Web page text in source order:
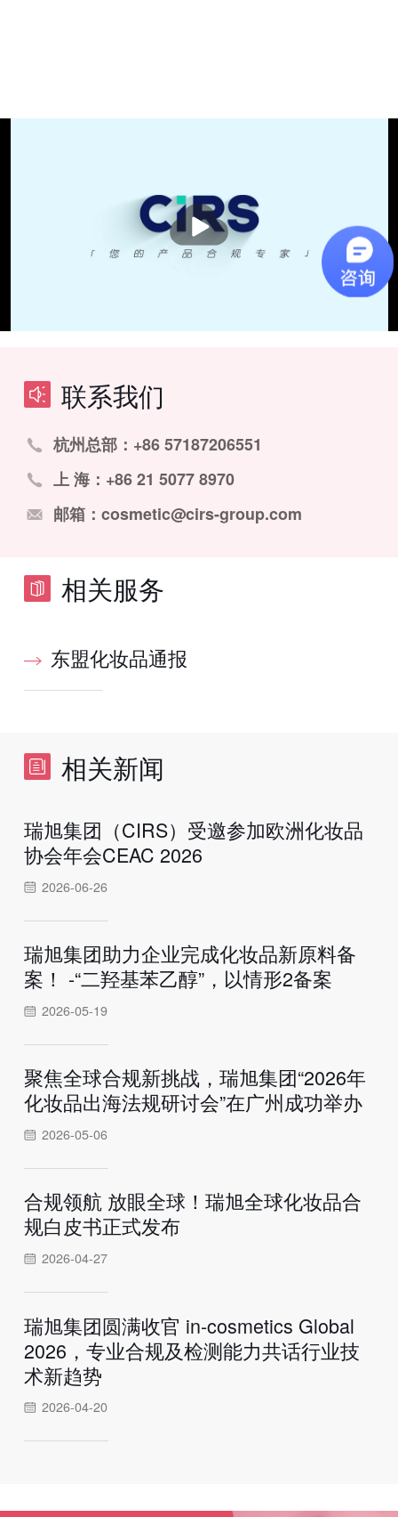
播
放
联系我们
杭州总部：+86 57187206551
上 海：+86 21 5077 8970
邮箱：cosmetic@cirs-group.com
相关服务
东盟化妆品通报
相关新闻
瑞旭集团（CIRS）受邀参加欧洲化妆品
协会年会CEAC 2026
2026-06-26
瑞旭集团助力企业完成化妆品新原料备
案！ -“二羟基苯乙醇”，以情形2备案
2026-05-19
聚焦全球合规新挑战，瑞旭集团“2026年
化妆品出海法规研讨会”在广州成功举办
2026-05-06
合规领航 放眼全球！瑞旭全球化妆品合
规白皮书正式发布
2026-04-27
瑞旭集团圆满收官 in-cosmetics Global
2026，专业合规及检测能力共话行业技
术新趋势
2026-04-20